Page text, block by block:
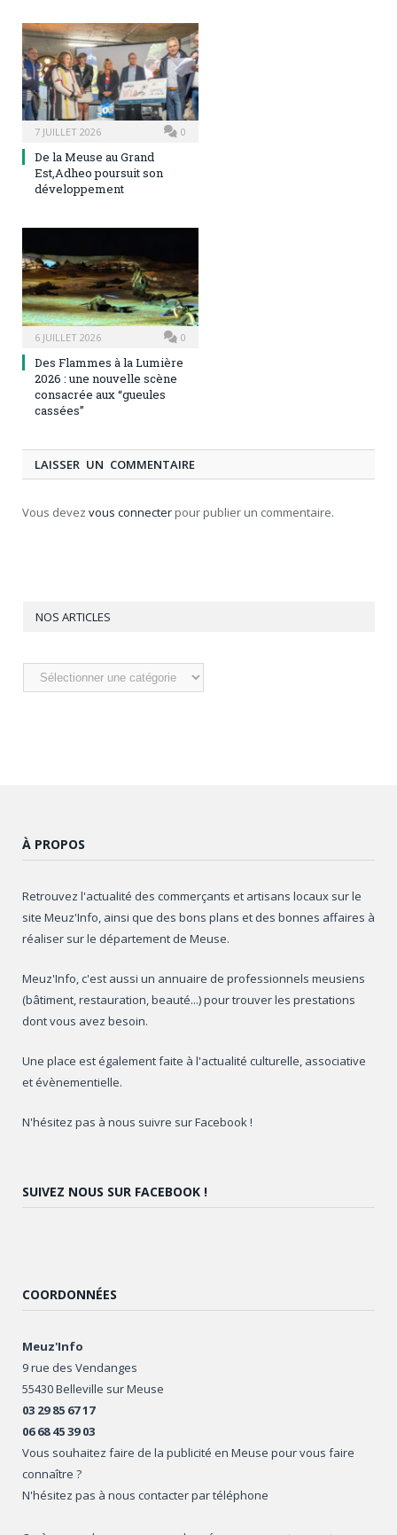
7 JUILLET 2026 0
De la Meuse au Grand
Est,Adheo poursuit son
développement
6 JUILLET 2026 0
Des Flammes à la Lumière
2026 : une nouvelle scène
consacrée aux “gueules
cassées”
LAISSER UN COMMENTAIRE
Vous devez vous connecter pour publier un commentaire.
NOS ARTICLES
Nos
articles
À PROPOS
Retrouvez l'actualité des commerçants et artisans locaux sur le
site Meuz'Info, ainsi que des bons plans et des bonnes affaires à
réaliser sur le département de Meuse.
Meuz'Info, c'est aussi un annuaire de professionnels meusiens
(bâtiment, restauration, beauté...) pour trouver les prestations
dont vous avez besoin.
Une place est également faite à l'actualité culturelle, associative
et évènementielle.
N'hésitez pas à nous suivre sur Facebook !
SUIVEZ NOUS SUR FACEBOOK !
COORDONNÉES
Meuz'Info
9 rue des Vendanges
55430 Belleville sur Meuse
03 29 85 67 17
06 68 45 39 03
Vous souhaitez faire de la publicité en Meuse pour vous faire
connaître ?
N'hésitez pas à nous contacter par téléphone